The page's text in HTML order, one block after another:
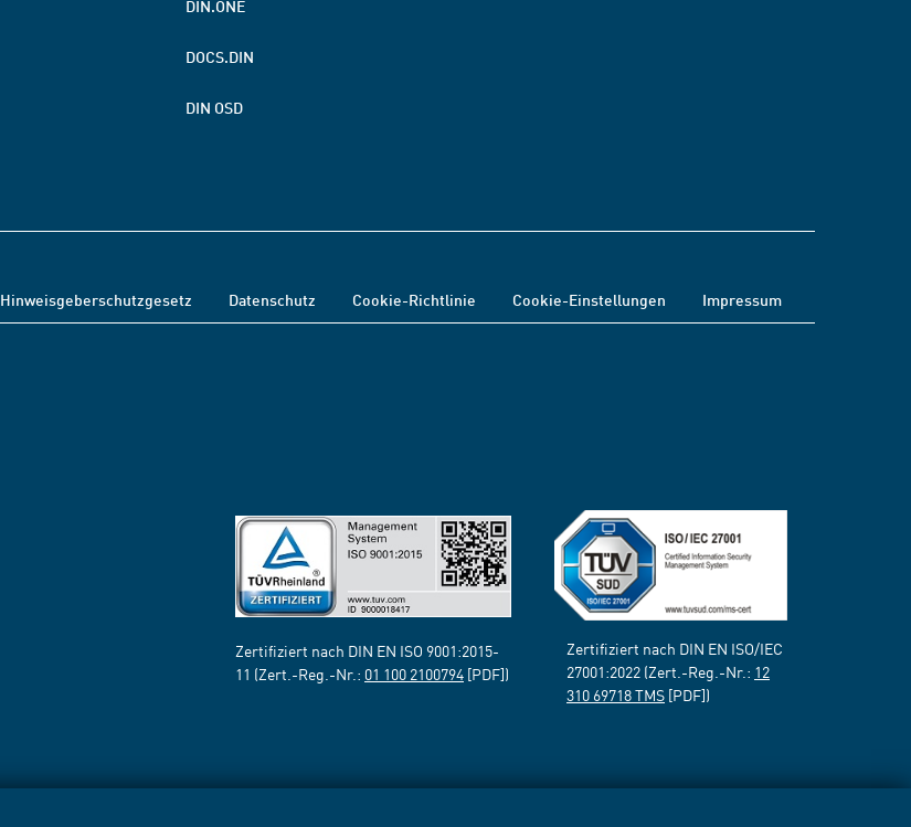
DIN.ONE
DOCS.DIN
DIN OSD
Hinweisgeberschutzgesetz Datenschutz Cookie-Richtlinie Cookie-Einstellungen Impressum
Zertifiziert nach DIN EN ISO 9001:2015-
11 (Zert.-Reg.-Nr.: 01 100 2100794 [PDF])
Zertifiziert nach DIN EN ISO/IEC
27001:2022 (Zert.-Reg.-Nr.: 12
310 69718 TMS [PDF])